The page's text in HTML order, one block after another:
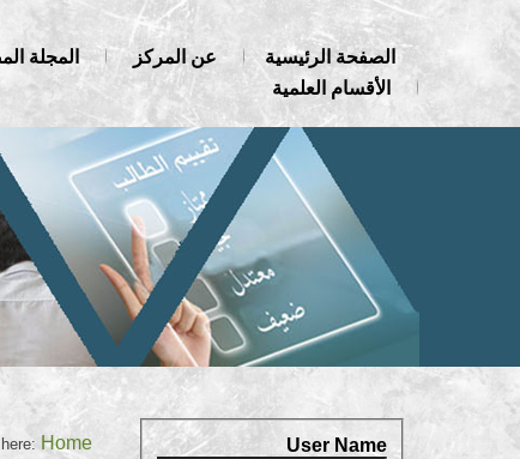
الصفحة الرئيسية عن المركز المجلة
الأقسام العلمية
User Name
Home